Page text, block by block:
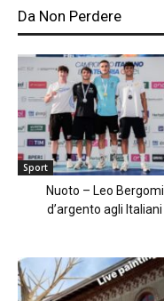
Da Non Perdere
Sport
Nuoto – Leo Bergomi
d’argento agli Italiani